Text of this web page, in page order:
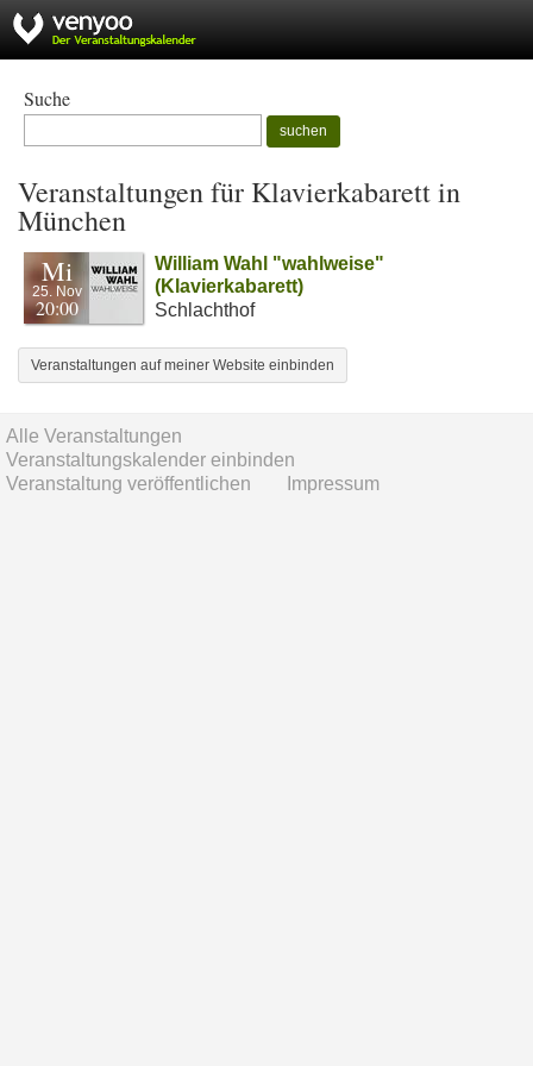
Suche
suchen
Veranstaltungen für Klavierkabarett in
München
Mi
25. Nov
20:00
William Wahl "wahlweise"
(Klavierkabarett)
Schlachthof
Veranstaltungen auf meiner Website einbinden
Alle Veranstaltungen
Veranstaltungskalender einbinden
Veranstaltung veröffentlichen
Impressum